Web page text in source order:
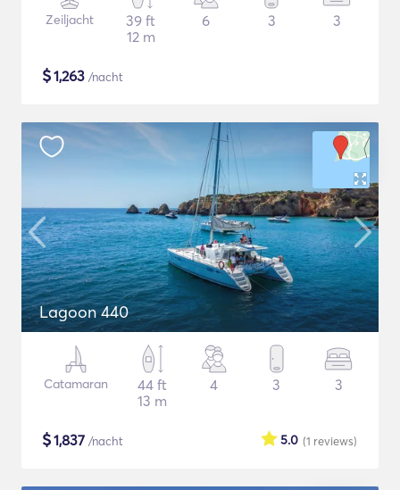
Zeiljacht
39 ft
12 m
6 3 3
$1,263 /nacht
Lagoon 440
Catamaran
44 ft
13 m
4 3 3
$1,837 /nacht (1 reviews)
5.0